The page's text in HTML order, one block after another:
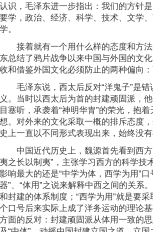
认识，毛泽东进一步指出：我们的方针
要学，政治、经济、科学、技术、文学
学。
接着就有一个用什么样的态度和方法
东总结了鸦片战争以来中国与外国的文
收和借鉴外国文化必须防止的两种偏向
毛泽东说，西太后反对“洋鬼子”是错
义。当时以西太后为首的封建顽固派，
目塞听，承袭着“神明华胄”的荣光，抱
想。对外来的文化采取一概的排斥态度
史上一直以不同形式表现出来，始终没
中国近代历史上，魏源首先看到西方
夷之长以制夷”，主张学习西方的科学技
影响最大的还是“中学为体，西学为用”
器”、“体用”之说来解释中西之间的关系
和封建的体系制度；“西学为用”就是要
个口号后来实际上成了洋务运动的理论
方面的反对：封建顽固派从体用一致的